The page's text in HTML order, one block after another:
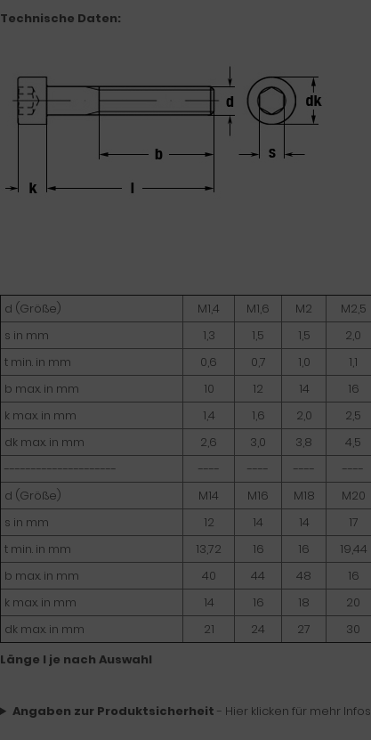
Technische Daten:
d (Größe) M1,4 M1,6 M2 M2,5
s in mm
1,3 1,5 1,5 2,0
t min. in mm
0,6 0,7 1,0 1,1
b max. in mm
10 12 14 16
k max. in mm
1,4 1,6 2,0 2,5
dk max. in mm
2,6 3,0 3,8 4,5
---------------------
---- ---- ---- ----
d (Größe)
M14 M16 M18 M20
s in mm
12 14 14 17
t min. in mm
13,72 16 16 19,44
b max. in mm
40 44 48 16
k max. in mm
14 16 18 20
dk max. in mm
21 24 27 30
Länge l je nach Auswahl
Angaben zur Produktsicherheit - Hier klicken für mehr Infos